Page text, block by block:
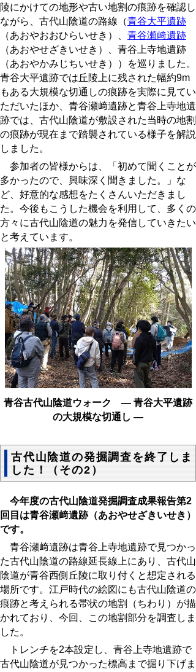
陵にかけての地形や古い地割の痕跡を確認し
ながら、古代山陰道の路線（青谷大平遺跡
（あおやおおひらいせき）、 青谷瀬﨑遺跡
（あおやせざきいせき）、青谷上寺地遺跡
（あおやかみじちいせき））を巡りました。
青谷大平遺跡では丘陵上に残された幅約9m
もある大規模な切通しの痕跡を実際に見てい
ただいたほか、青谷瀬﨑遺跡と青谷上寺地遺
跡では、古代山陰道が敷設された当時の地割
の痕跡が現在まで踏襲されている様子を解説
しました。
参加者の皆様からは、「初めて聞くことが
多かったので、興味深く聞きました。」な
ど、好意的な感想をたくさんいただきまし
た。今後もこうした機会を利用して、多くの
方々に古代山陰道の魅力を発信していきたい
と考えています。
青谷古代山陰道ウォーク ― 青谷大平遺跡
の大規模な切通し ―
古代山陰道の発掘調査を終了しま
した！（その2）
今年度の古代山陰道発掘調査成果報告第2
回目は青谷瀬﨑遺跡（あおやせざきいせき）
です。
青谷瀬﨑遺跡は青谷上寺地遺跡で見つかっ
た古代山陰道の路線延長線上にあり、古代山
陰道が青谷西側丘陵に取り付くと想定される
場所です。江戸時代の絵図にも古代山陰道の
痕跡と考えられる帯状の地割（ちわり）が描
かれており、今回、この地割部分を調査しま
した。
トレンチを2本設定し、青谷上寺地遺跡で
古代山陰道が見つかった標高まで掘り下げま